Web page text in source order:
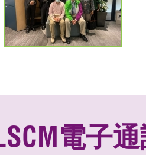
電子